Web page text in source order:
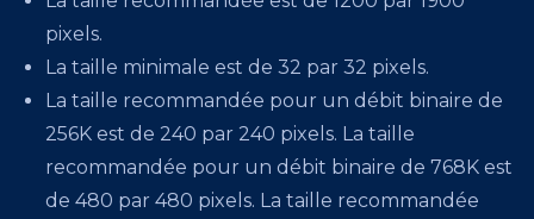
pixels.
La taille minimale est de 32 par 32 pixels.
La taille recommandée pour un débit binaire de
256K est de 240 par 240 pixels. La taille
recommandée pour un débit binaire de 768K est
de 480 par 480 pixels. La taille recommandée